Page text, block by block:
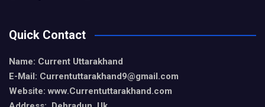
Quick Contact
Name: Current Uttarakhand
E-Mail: Currentuttarakhand9@gmail.com
Website: www.Currentuttarakhand.com